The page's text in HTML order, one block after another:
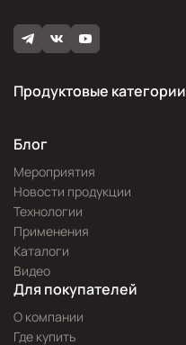
Продуктовые категории
Блог
Мероприятия
Новости продукции
Технологии
Применения
Каталоги
Видео
Для покупателей
О компании
Где купить